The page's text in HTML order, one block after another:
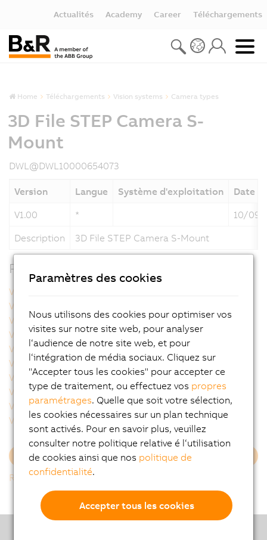
Actualités Academy Career Téléchargements
Home Téléchargements Vision systems Camera types
3D File STEP Camera S-
Mount
DWL@DWL10000654073
Version Langue Système d'exploitation
Date
V1.00
*
10/09/
Description
3D File STEP Camera S-Mount
Produits apparentés
VSC122001.041P-000
VSC122001.051P-000
VSC122002.041P-000
VSC122002.051P-000
VSC122002.141P-000
VSC122002.14BP-000
VSC122004.031P-000
VSC122004.03BP-000
VSC122004.051P-000
VSC122005.051P-000
VSC122005.053P-000
VSC122005.05BP-000
VSC122005.07BP-000
VSC122331.06CP-000
VSC122812.021P-000
VSC122821.022P-000
VSC122821.032P-000
VSC122821.041P-000
Charger plus
Retour à la liste
Paramètres des cookies
Nous utilisons des cookies pour optimiser vos
visites sur notre site web, pour analyser
l‘audience de notre site web, et pour
l‘intégration de média sociaux. Cliquez sur
"Accepter tous les cookies" pour accepter ce
type de traitement, ou effectuez vos propres
paramétrages. Quelle que soit votre sélection,
les cookies nécessaires sur un plan technique
sont activés. Pour en savoir plus, veuillez
consulter notre politique relative é l‘utilisation
de cookies ainsi que nos politique de
confidentialité.
Accepter tous les cookies